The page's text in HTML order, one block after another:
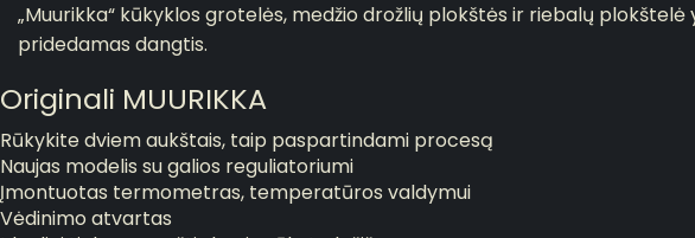
„Muurikka“ kūkyklos grotelės, medžio drožlių plokštės ir riebalų
pridedamas dangtis.
Originali MUURIKKA
Rūkykite dviem aukštais, taip paspartindami procesą
Naujas modelis su galios reguliatoriumi
Įmontuotas termometras, temperatūros valdymui
Vėdinimo atvartas